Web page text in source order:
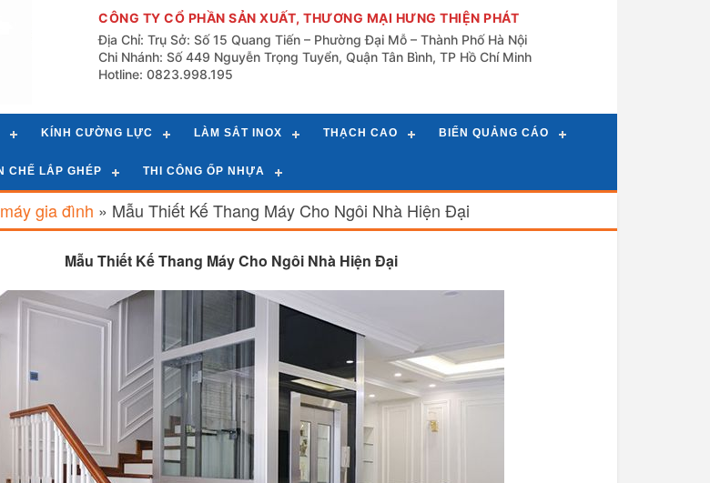
CÔNG TY CỔ PHẦN SẢN XUẤT, THƯƠNG MẠI HƯNG THIỆN PHÁT
Địa Chỉ: Trụ Sở: Số 15 Quang Tiến – Phường Đại Mỗ – Thành Phố Hà Nội
Chi Nhánh: Số 449 Nguyễn Trọng Tuyển, Quận Tân Bình, TP Hồ Chí Minh
Hotline: 0823.998.195
KÍNH CƯỜNG LỰC LÀM SẮT INOX THẠCH CAO BIỂN QUẢNG CÁO
CHẾ LẮP GHÉP THI CÔNG ỐP NHỰA
gia đình » Mẫu Thiết Kế Thang Máy Cho Ngôi Nhà Hiện Đại
Mẫu Thiết Kế Thang Máy Cho Ngôi Nhà Hiện Đại